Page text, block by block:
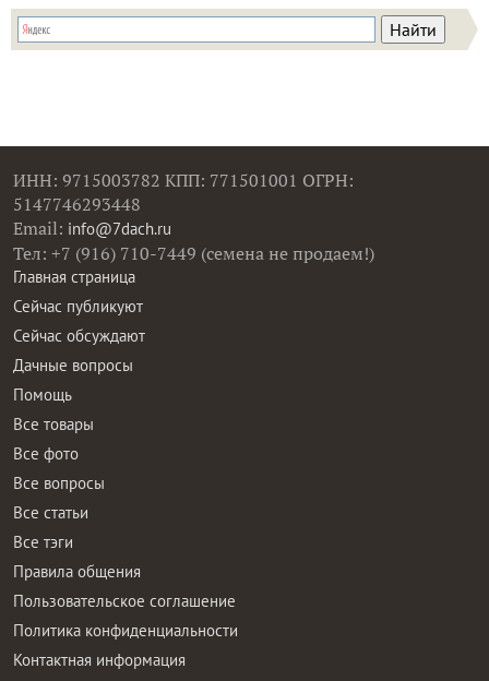
ИНН: 9715003782 КПП: 771501001 ОГРН:
5147746293448
Email: info@7dach.ru
Тел: +7 (916) 710-7449 (семена не продаем!)
Главная страница
Сейчас публикуют
Сейчас обсуждают
Дачные вопросы
Помощь
Все товары
Все фото
Все вопросы
Все статьи
Все тэги
Правила общения
Пользовательское соглашение
Политика конфиденциальности
Контактная информация